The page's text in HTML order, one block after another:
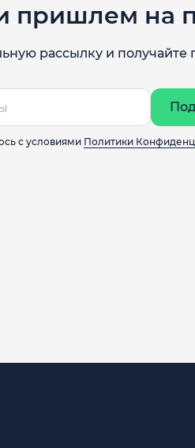
пришлем на
рассылку и получайте
с условиями Политики